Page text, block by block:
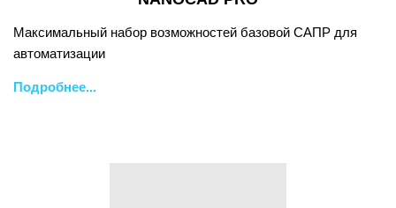
Максимальный набор возможностей базовой САПР для
автоматизации
Подробнее...